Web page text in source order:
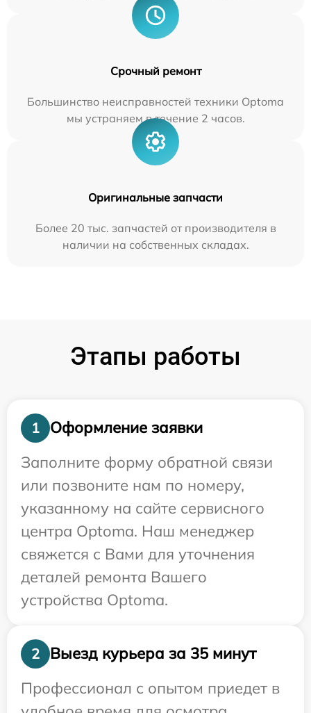
Срочный ремонт
Большинство неисправностей техники Optoma
мы устраняем в течение 2 часов.
Оригинальные запчасти
Более 20 тыс. запчастей от производителя в
наличии на собственных складах.
Этапы работы
1
Оформление заявки
Заполните форму обратной связи
или позвоните нам по номеру,
указанному на сайте сервисного
центра Optoma. Наш менеджер
свяжется с Вами для уточнения
деталей ремонта Вашего
устройства Optoma.
2
Выезд курьера за 35 минут
Профессионал с опытом приедет в